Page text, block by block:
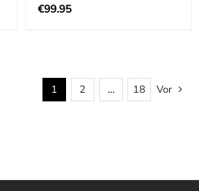
€99.95
1 2 … 18 Vor